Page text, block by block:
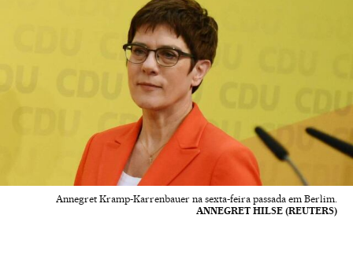
Annegret Kramp-Karrenbauer na sexta-feira passada em Berlim.
ANNEGRET HILSE (REUTERS)